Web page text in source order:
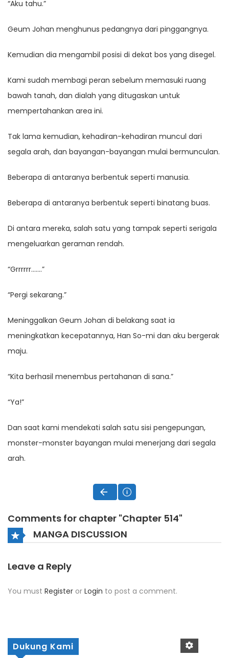
“Aku tahu.”
Geum Johan menghunus pedangnya dari pinggangnya.
Kemudian dia mengambil posisi di dekat bos yang disegel.
Kami sudah membagi peran sebelum memasuki ruang
bawah tanah, dan dialah yang ditugaskan untuk
mempertahankan area ini.
Tak lama kemudian, kehadiran-kehadiran muncul dari
segala arah, dan bayangan-bayangan mulai bermunculan.
Beberapa di antaranya berbentuk seperti manusia.
Beberapa di antaranya berbentuk seperti binatang buas.
Di antara mereka, salah satu yang tampak seperti serigala
mengeluarkan geraman rendah.
“Grrrrrr…….”
“Pergi sekarang.”
Meninggalkan Geum Johan di belakang saat ia
meningkatkan kecepatannya, Han So-mi dan aku bergerak
maju.
“Kita berhasil menembus pertahanan di sana.”
“Ya!”
Dan saat kami mendekati salah satu sisi pengepungan,
monster-monster bayangan mulai menerjang dari segala
arah.
Comments for chapter "Chapter 514"
MANGA DISCUSSION
Leave a Reply
You must Register or Login to post a comment.
Dukung Kami